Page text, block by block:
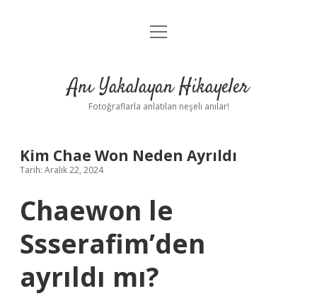
Anasayfa
Yasal Uyarı
menüyü
Anı Yakalayan Hikayeler
Fotoğraflarla anlatılan neşeli anılar!
Kim Chae Won Neden Ayrıldı
Tarih: Aralık 22, 2024
Chaewon le
Ssserafim’den
ayrıldı mı?